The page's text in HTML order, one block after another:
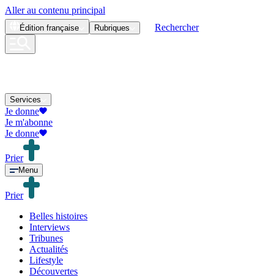
Aller au contenu principal
Édition française Rubriques Rechercher
Services
Je donne
Je m'abonne
Je donne
Prier
Menu
Prier
Belles histoires
Interviews
Tribunes
Actualités
Lifestyle
Découvertes